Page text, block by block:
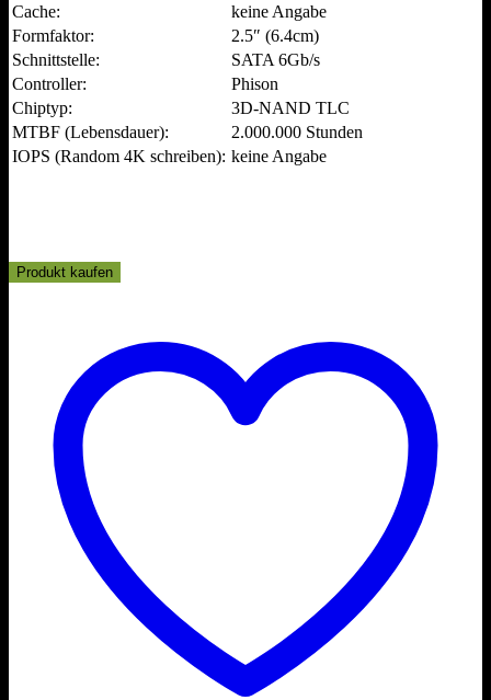
Cache:
keine Angabe
Formfaktor:
2.5″ (6.4cm)
Schnittstelle:
SATA 6Gb/s
Controller:
Phison
Chiptyp:
3D-NAND TLC
MTBF (Lebensdauer):
2.000.000 Stunden
IOPS (Random 4K schreiben): keine Angabe
Produkt kaufen